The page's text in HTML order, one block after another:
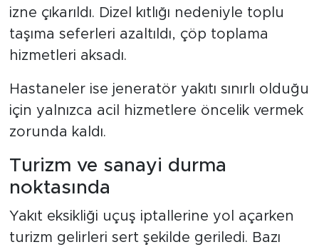
izne çıkarıldı. Dizel kıtlığı nedeniyle toplu
taşıma seferleri azaltıldı, çöp toplama
hizmetleri aksadı.
Hastaneler ise jeneratör yakıtı sınırlı olduğu
için yalnızca acil hizmetlere öncelik vermek
zorunda kaldı.
Turizm ve sanayi durma
noktasında
Yakıt eksikliği uçuş iptallerine yol açarken
turizm gelirleri sert şekilde geriledi. Bazı